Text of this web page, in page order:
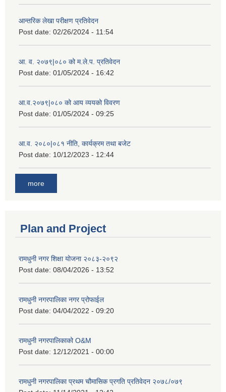
आन्तरिक लेखा परीक्षण प्रतिवेदन
Post date: 02/26/2024 - 11:54
आ. व. २०७९|०८० को म.ले.प. प्रतिवेदन
Post date: 01/05/2024 - 16:42
आ.व.२०७९|०८० को आय व्ययको विवरण
Post date: 01/05/2024 - 09:25
आ.व. २०८०|०८१ नीति, कार्यक्रम तथा बजेट
Post date: 10/12/2023 - 12:44
more
Plan and Project
रामधुनी नगर शिक्षा योजना २०८३-२०९२
Post date: 08/04/2026 - 13:52
रामधुनी नगरपालिका नगर प्रोफाईल
Post date: 04/04/2022 - 09:20
रामधुनी नगरपालिकाको O&M
Post date: 12/12/2021 - 00:00
रामधुनी नगरपालिका प्रथम चौमासिक प्रगति प्रतिवेदन २०७८/०७९